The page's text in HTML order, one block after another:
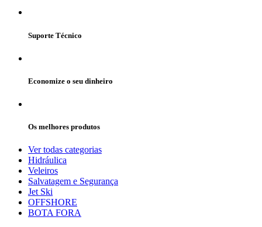
Suporte Técnico
Economize o seu dinheiro
Os melhores produtos
Ver todas categorias
Hidráulica
Veleiros
Salvatagem e Segurança
Jet Ski
OFFSHORE
BOTA FORA